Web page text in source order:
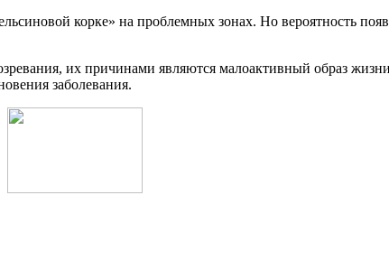
корке» на проблемных зонах. Но вероятность
их причинами являются малоактивный образ
заболевания.